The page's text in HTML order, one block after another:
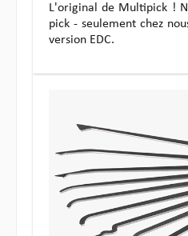
L'original de Multipick !
pick - seulement chez
version EDC.